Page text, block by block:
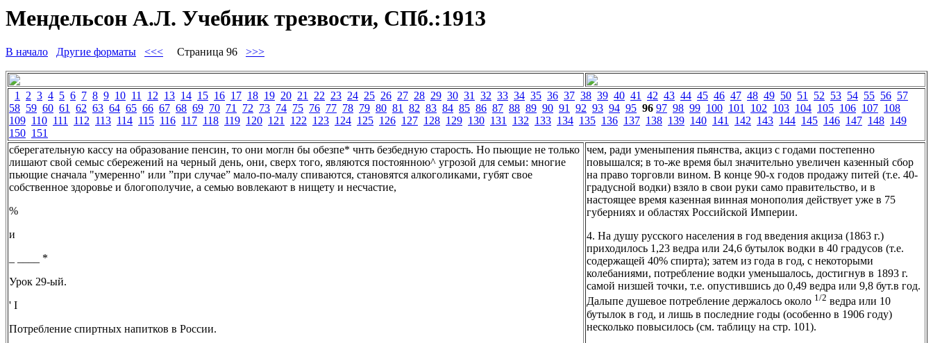
Мендельсон А.Л. Учебник трезвости, СПб.:1913
В начало Другие форматы <<< Страница 96 >>>
1 2 3 4 5 6 7 8 9 10 11 12 13 14 15 16 17 18 19 20 21 22 23 24 25 26 27 28 29 30 31 32 33 34 35 36 37 38 39 40 41 42 43 44 45 46 47 48 49 50 51 52 53 54 55 56 57
58 59 60 61 62 63 64 65 66 67 68 69 70 71 72 73 74 75 76 77 78 79 80 81 82 83 84 85 86 87 88 89 90 91 92 93 94 95 96 97 98 99 100 101 102 103 104 105 106 107 108
109 110 111 112 113 114 115 116 117 118 119 120 121 122 123 124 125 126 127 128 129 130 131 132 133 134 135 136 137 138 139 140 141 142 143 144 145 146 147 148 149
150 151
сберегательную кассу на образование пенсин, то они моглн бы обезпе* чнть безбедную старость. Но пьющие не только
лишают свой семыс сбережений на черный день, они, сверх того, являются постоянною^ угрозой для семьи: многие
пьющие сначала "умеренно" или ”при случае” мало-по-малу спиваются, становятся алкоголиками, губят свое
собственное здоровье и блогополучие, а семью вовлекают в нищету и несчастие,
%
и
_ ____ *
Урок 29-ый.
' I
Потребление спиртных напитков в России.
чем, ради уменыпения пьянства, акциз с годами постепенно
повышался; в то-же время был значительно увеличен казенный сбор
на право торговли вином. В конце 90-х годов продажу питей (т.е. 40-
градусной водки) взяло в свои руки само правительство, и в
настоящее время казенная винная монополия действует уже в 75
губерниях и областях Российской Империи.
4. На душу русского населения в год введения акциза (1863 г.)
приходилось 1,23 ведра или 24,6 бутылок водки в 40 градусов (т.е.
содержащей 40% спирта); затем из года в год, с некоторыми
колебаниями, потребление водки уменьшалось, достигнув в 1893 г.
самой низшей точки, т.е. опустившись до 0,49 ведра или 9,8 бут.в год.
Далыпе душевое потребление держалось около 1/2 ведра или 10
бутылок в год, и лишь в последние годы (особенно в 1906 году)
несколько повысилось (см. таблицу на стр. 101).